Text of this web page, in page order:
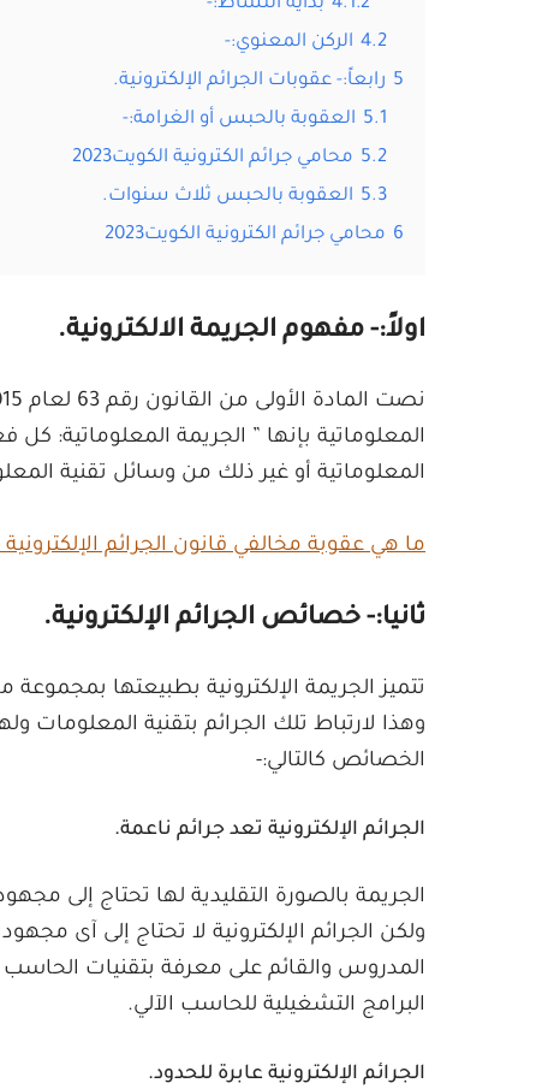
4.1.2 بداية النشاط:-
4.2 الركن المعنوي:-
5 رابعاً:- عقوبات الجرائم الإلكترونية.
5.1 العقوبة بالحبس أو الغرامة:-
5.2 محامي جرائم الكترونية الكويت2023
5.3 العقوبة بالحبس ثلاث سنوات.
6 محامي جرائم الكترونية الكويت2023
اولاً:- مفهوم الجريمة الالكترونية.
المعلوماتية بإنها ” الجريمة المعلوماتية:
المعلوماتية أو غير ذلك من وسائل تقنية
ما هي عقوبة مخالفي قانون الجرائم
ثانيا:- خصائص الجرائم الإلكترونية.
تتميز الجريمة الإلكترونية بطبيعتها
وهذا لارتباط تلك الجرائم بتقنية المعلومات
الخصائص كالتالي:-
الجرائم الإلكترونية تعد جرائم ناعمة.
الجريمة بالصورة التقليدية لها تحتاج إلى
ولكن الجرائم الإلكترونية لا تحتاج إلى آى
المدروس والقائم على معرفة بتقنيات
البرامج التشغيلية للحاسب الآلي.
الجرائم الإلكترونية عابرة للحدود.